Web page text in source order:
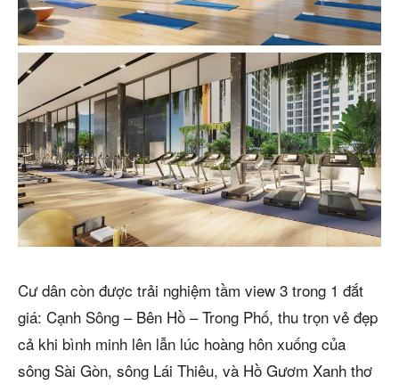
Cư dân còn được trải nghiệm tầm view 3 trong 1 đắt
giá: Cạnh Sông – Bên Hồ – Trong Phố, thu trọn vẻ đẹp
cả khi bình minh lên lẫn lúc hoàng hôn xuống của
sông Sài Gòn, sông Lái Thiêu, và Hồ Gươm Xanh thơ